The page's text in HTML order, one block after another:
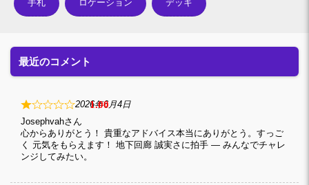
手札 ロケーション デッキ
最近のコメント
1
2026年6月4日
心からありがとう！ 貴重なアドバイス本当にありがとう。すっご
く 元気をもらえます！ 地下回廊 誠実さに拍手 — みんなでチャレ
ンジしてみたい。
Josephvah